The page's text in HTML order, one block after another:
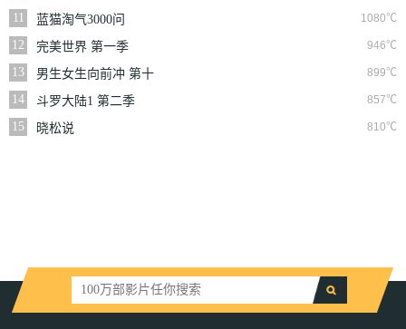
11
1080℃
蓝猫淘气3000问
12
946℃
完美世界 第一季
13
899℃
男生女生向前冲 第十
14 857℃
斗罗大陆1 第二季
15
810℃
晓松说